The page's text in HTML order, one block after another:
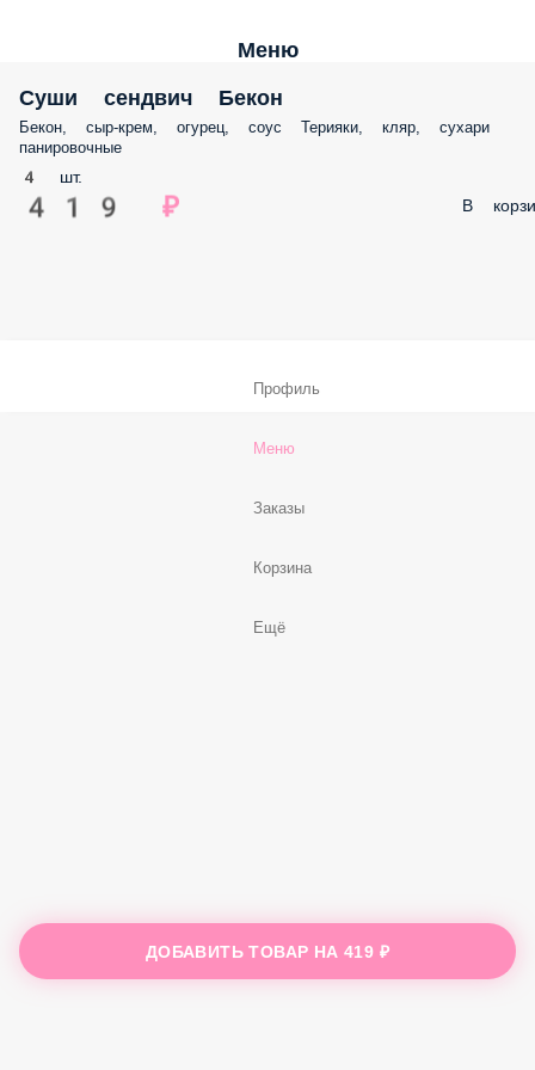
Меню
Суши сендвич Бекон
Бекон, сыр-крем, огурец, соус Терияки, кляр, сухари
панировочные
4 шт.
419 ₽ В
ДОБАВИТЬ ТОВАР НА419 ₽
Профиль
Меню
Заказы
Корзина
Ещё